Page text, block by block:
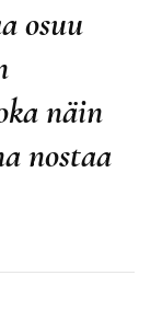
osuu
näin
nostaa